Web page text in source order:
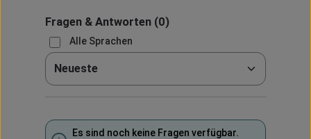
Fragen & Antworten(0)
Alle Sprachen
Sortieren nach
Es sind noch keine Fragen verfügbar.